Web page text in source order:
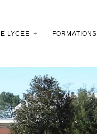
LYCEE FORMATIONS